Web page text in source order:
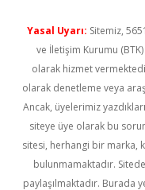
Yasal Uyarı: Sitemiz,
ve İletişim Kurumu
olarak hizmet
olarak denetleme veya
Ancak, üyelerimiz
siteye üye olarak bu
sitesi, herhangi bir marka,
bulunmamaktadır.
paylaşılmaktadır. Burada